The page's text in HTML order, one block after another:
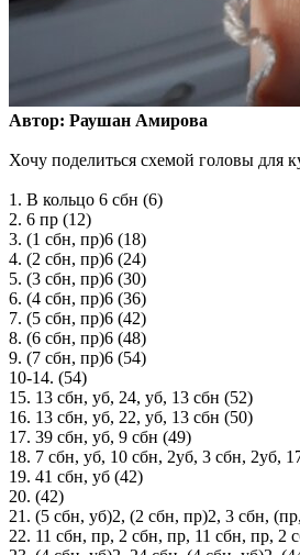
Автор: Раушан Амирова
Хочу поделиться схемой головы для
1. В кольцо 6 сбн (6)
2. 6 пр (12)
3. (1 сбн, пр)6 (18)
4. (2 сбн, пр)6 (24)
5. (3 сбн, пр)6 (30)
6. (4 сбн, пр)6 (36)
7. (5 сбн, пр)6 (42)
8. (6 сбн, пр)6 (48)
9. (7 сбн, пр)6 (54)
10-14. (54)
15. 13 сбн, уб, 24, уб, 13 сбн (52)
16. 13 сбн, уб, 22, уб, 13 сбн (50)
17. 39 сбн, уб, 9 сбн (49)
18. 7 сбн, уб, 10 сбн, 2уб, 3 сбн, 2уб,
19. 41 сбн, уб (42)
20. (42)
21. (5 сбн, уб)2, (2 сбн, пр)2, 3 сбн,
22. 11 сбн, пр, 2 сбн, пр, 11 сбн, пр, 2